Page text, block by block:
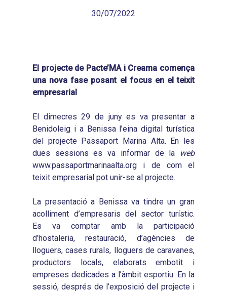
30/07/2022
El projecte de Pacte’MA i Creama comença
una nova fase posant el focus en el teixit
empresarial
El dimecres 29 de juny es va presentar a
Benidoleig i a Benissa l’eina digital turística
del projecte Passaport Marina Alta. En les
dues sessions es va informar de la
web
www.passaportmarinaalta.org i de com el
teixit empresarial pot unir-se al projecte.
La presentació a Benissa va tindre un gran
acolliment d’empresaris del sector turístic.
Es va comptar amb la participació
d’hostaleria, restauració, d’agències de
lloguers, cases rurals, lloguers de caravanes,
productors locals, elaborats embotit i
empreses dedicades a l’àmbit esportiu. En la
sessió, després de l’exposició del projecte i